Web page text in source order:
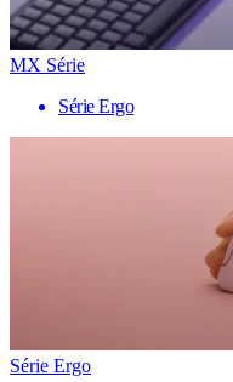
MX Série
Série Ergo
Série Ergo